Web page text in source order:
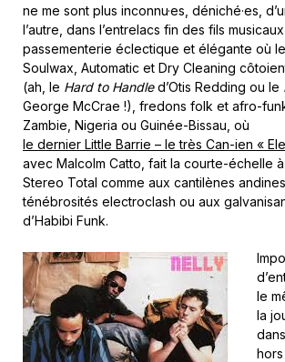
ne me sont plus inconnu·es, déniché·es,
l’autre, dans l’entrelacs fin des fils
passementerie éclectique et élégante où
Soulwax, Automatic et Dry Cleaning
(ah, le Hard to Handled’Otis Redding ou le
George McCrae !), fredons folk et afro-
Zambie, Nigeria ou Guinée-Bissau, où
le dernier Little Barrie – le très Can-ien «
avec Malcolm Catto, fait la courte-échelle
Stereo Total comme aux cantilènes
ténébrosités electroclash ou aux
d’Habibi Funk.
le
la